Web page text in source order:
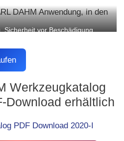
Schutzhandschuhe
Sicherheit vor Beschädigung
Werkzeugkatalog
Download erhältlich